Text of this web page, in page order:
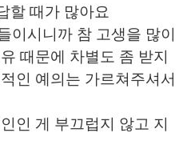
할 때가 많아요
이시니까 참 고생을 많이
때문에 차별도 좀 받지
인 예의는 가르쳐주셔서
인 게 부끄럽지 않고 지